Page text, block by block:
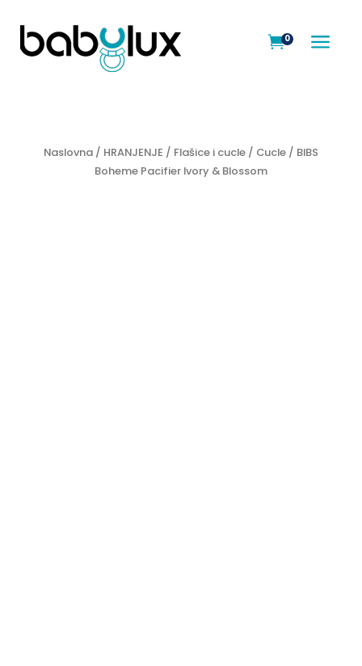
a
0
Naslovna/ HRANJENJE / Flašice i cucle/ Cucle/ BIBS
Boheme Pacifier Ivory & Blossom